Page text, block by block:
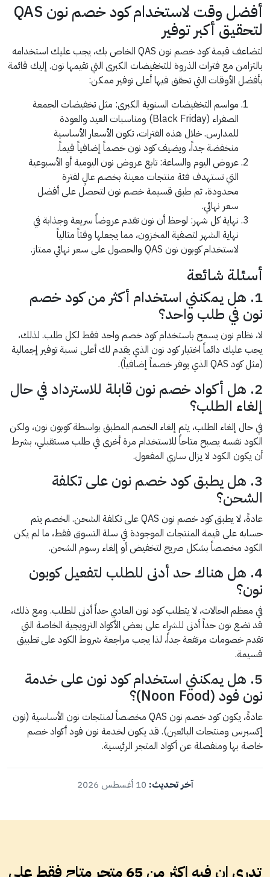
أفضل وقت لاستخدام كود خصم نون QAS
لتحقيق أكبر توفير
لتضاعف قيمة كود خصم نون QAS الخاص بك، يجب عليك استخدامه
بالتزامن مع فترات الذروة للتخفيضات الكبرى التي تقيمها نون. إليك قائمة
بأفضل الأوقات التي تحقق فيها أعلى توفير ممكن:
مواسم التخفيضات السنوية الكبرى: مثل تخفيضات الجمعة
الصفراء (Black Friday) ومناسبات العيد والعودة
للمدارس. خلال هذه الفترات، تكون الأسعار الأساسية
منخفضة جداً، ويضيف كود نون خصماً إضافياً قيماً.
عروض اليوم والساعة: تابع عروض نون اليومية أو الأسبوعية
التي تستهدف فئة منتجات معينة بخصم عالٍ لفترة
محدودة، ثم طبق قسيمة خصم نون لتحصل على أفضل
سعر نهائي.
نهاية كل شهر: لوحظ أن نون تقدم عروضاً سريعة وجذابة في
نهاية الشهر لتصفية المخزون، مما يجعلها وقتاً مثالياً
لاستخدام كوبون نون QAS والحصول على سعر نهائي ممتاز.
أسئلة شائعة
1. هل يمكنني استخدام أكثر من كود خصم
نون في طلب واحد؟
لا، نظام نون يسمح باستخدام كود خصم واحد فقط لكل طلب. لذلك،
يجب عليك دائماً اختيار كود نون الذي يقدم لك أعلى نسبة توفير إجمالية
(مثل كود QAS الذي يوفر خصماً إضافياً).
2. هل أكواد خصم نون قابلة للاسترداد في حال
إلغاء الطلب؟
في حال إلغاء الطلب، يتم إلغاء الخصم المطبق بواسطة كوبون نون، ولكن
الكود نفسه يصبح متاحاً للاستخدام مرة أخرى في طلب مستقبلي، بشرط
أن يكون الكود لا يزال ساري المفعول.
3. هل يطبق كود خصم نون على تكلفة
الشحن؟
عادةً، لا يطبق كود خصم نون QAS على تكلفة الشحن. الخصم يتم
حسابه على قيمة المنتجات الموجودة في سلة التسوق فقط، ما لم يكن
الكود مخصصاً بشكل صريح لتخفيض أو إلغاء رسوم الشحن.
4. هل هناك حد أدنى للطلب لتفعيل كوبون
نون؟
في معظم الحالات، لا يتطلب كود نون العادي حداً أدنى للطلب. ومع ذلك،
قد تضع نون حداً أدنى للشراء على بعض الأكواد الترويجية الخاصة التي
تقدم خصومات مرتفعة جداً، لذا يجب مراجعة شروط الكود على تطبيق
قسيمة.
5. هل يمكنني استخدام كود نون على خدمة
نون فود (Noon Food)؟
عادةً، يكون كود خصم نون QAS مخصصاً لمنتجات نون الأساسية (نون
إكسبرس ومنتجات البائعين). قد يكون لخدمة نون فود أكواد خصم
خاصة بها ومنفصلة عن أكواد المتجر الرئيسية.
آخر تحديث:
تدري ان فيه اكثر من 65 متجر متاح فقط على